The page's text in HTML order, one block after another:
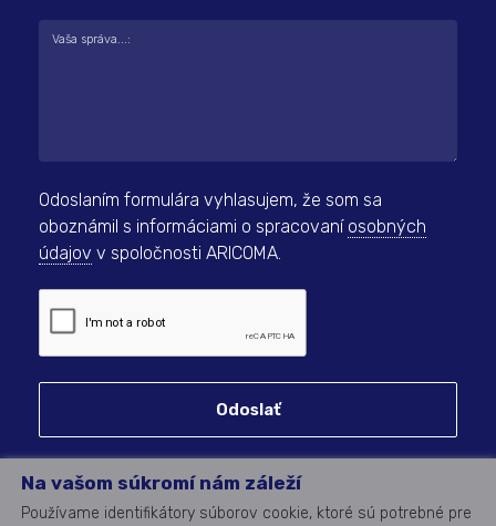
Vaša správa...:
Odoslaním formulára vyhlasujem, že som sa
oboznámil s informáciami o spracovaní osobných
údajov v spoločnosti ARICOMA.
Odoslať
Na vašom súkromí nám záleží
Používame identifikátory súborov cookie, ktoré sú potrebné pre